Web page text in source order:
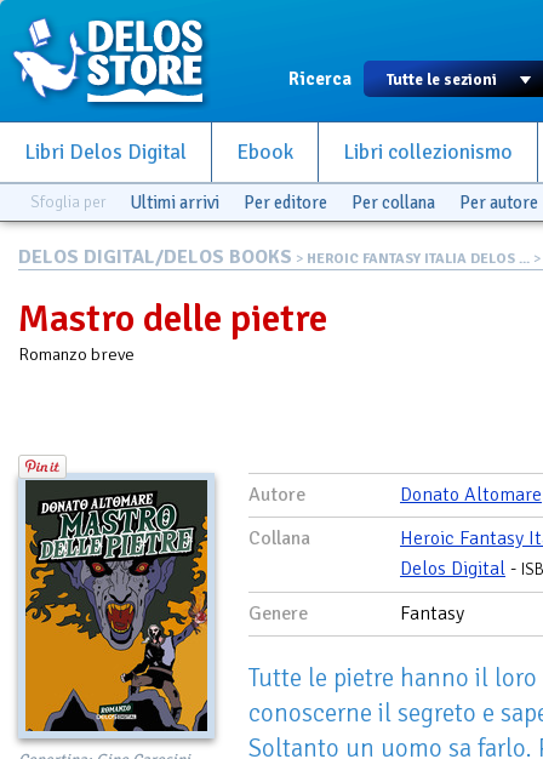
Ricerca
Libri Delos Digital Ebook Libri collezionismo
Sfoglia per Ultimi arrivi Per editore Per collana Per autore
DELOS DIGITAL/DELOS BOOKS > HEROIC FANTASY ITALIA DELOS ...
Mastro delle pietre
Romanzo breve
Autore
Donato Altomare
Collana
Heroic Fantasy
Delos Digital -
Genere Fantasy
Tutte le pietre hanno il loro
conoscerne il segreto e
Soltanto un uomo sa farlo.